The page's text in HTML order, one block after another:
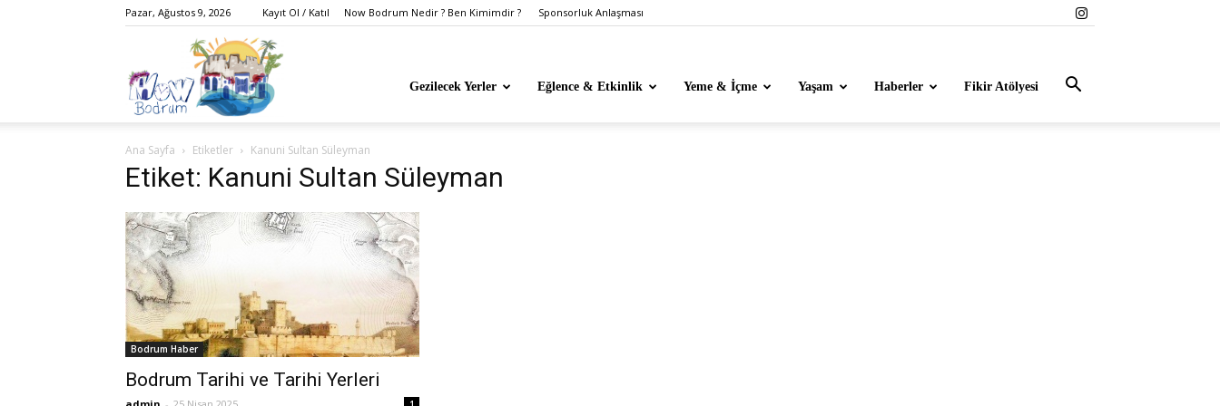
Pazar, Ağustos 9, 2026 Kayıt Ol / Katıl Now Bodrum Nedir ? Ben Kimimdir ? Sponsorluk Anlaşması
Gezi,
Eğlence,
Gezilecek Yerler Eğlence & Etkinlik Yeme & İçme Yaşam Haberler Fikir Atölyesi
Ana Sayfa Etiketler Kanuni Sultan Süleyman
Etiket: Kanuni Sultan Süleyman
Bodrum Haber
Bodrum Tarihi ve Tarihi Yerleri